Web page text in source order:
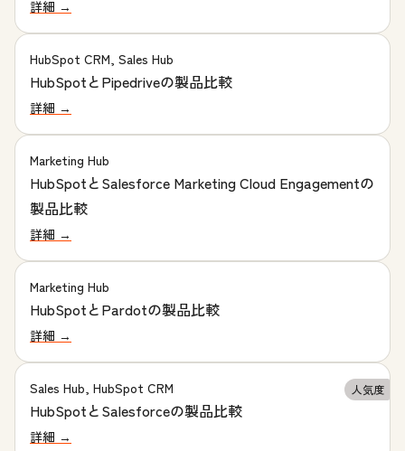
詳細 →
HubSpot CRM, Sales Hub
HubSpotとPipedriveの製品比較
詳細 →
Marketing Hub
HubSpotとSalesforce Marketing Cloud Engagementの
製品比較
詳細 →
Marketing Hub
HubSpotとPardotの製品比較
詳細 →
Sales Hub, HubSpot CRM 人気度
HubSpotとSalesforceの製品比較
詳細 →